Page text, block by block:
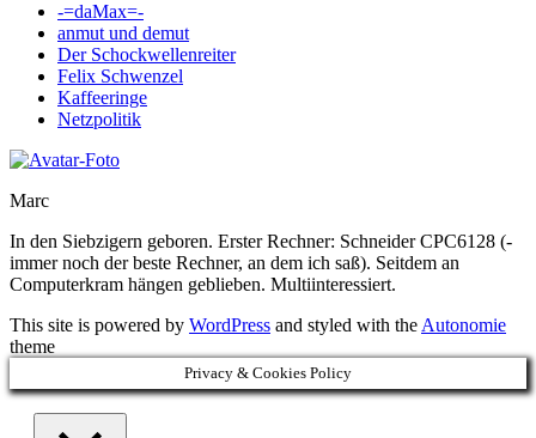
-=daMax=-
anmut und demut
Der Schockwellenreiter
Felix Schwenzel
Kaffeeringe
Netzpolitik
Marc
In den Siebzigern geboren. Erster Rechner: Schneider CPC6128 (-
immer noch der beste Rechner, an dem ich saß). Seitdem an
Computerkram hängen geblieben. Multiinteressiert.
This site is powered by WordPress and styled with the Autonomie
theme
Privacy & Cookies Policy